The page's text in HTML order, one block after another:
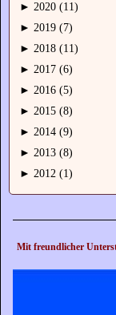
► 2020 (11)
► 2019 (7)
► 2018 (11)
► 2017 (6)
► 2016 (5)
► 2015 (8)
► 2014 (9)
► 2013 (8)
► 2012 (1)
Mit freundlicher